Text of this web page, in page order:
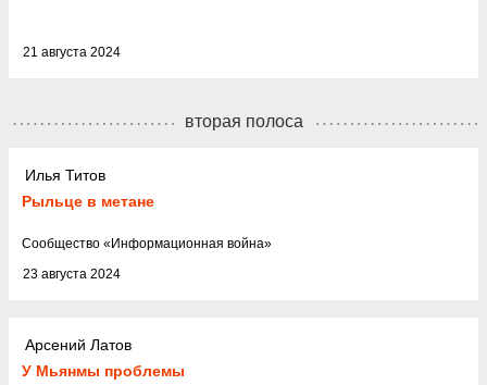
21 августа 2024
вторая полоса
Илья Титов
Рыльце в метане
23 августа 2024
Cообщество « Информационная война»
Арсений Латов
У Мьянмы проблемы